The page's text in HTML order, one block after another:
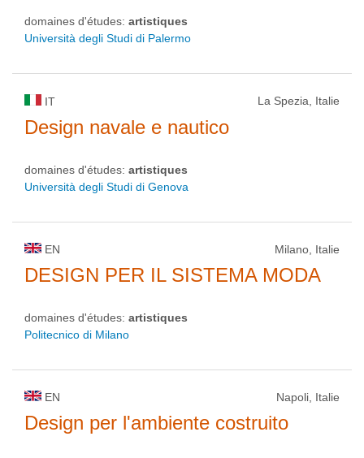
domaines d'études: artistiques
Università degli Studi di Palermo
IT La Spezia, Italie
Design navale e nautico
domaines d'études: artistiques
Università degli Studi di Genova
EN Milano, Italie
DESIGN PER IL SISTEMA MODA
domaines d'études: artistiques
Politecnico di Milano
EN Napoli, Italie
Design per l'ambiente costruito